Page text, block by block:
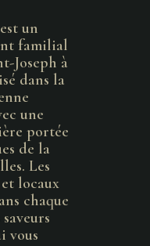
un
familial
Joseph à
dans la
une
portée
de la
Les
locaux
chaque
vous